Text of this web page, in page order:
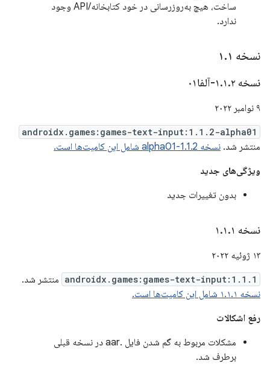
ساخت، هیچ به‌روزرسانی در خود کتابخانه/API وجود
ندارد.
نسخه ۱ .۱
نسخه ۱ .۱.۲-آلفا۰۱
۹ نوامبر ۲۰۲۲
androidx.games:games-text-input:1.1.2-alpha01
منتشر شد. نسخه 1.1.2-alpha01 شامل این کامیت‌ها است.
ویژگی‌های جدید
بدون تغییرات جدید
نسخه ۱ .۱.۱
۱۳ ژوئیه ۲۰۲۲
androidx.games:games-text-input:1.1.1 منتشر شد.
نسخه ۱.۱.۱ شامل این کامیت‌ها است.
رفع اشکالات
مشکلات مربوط به گم شدن فایل .aar در نسخه قبلی
برطرف شد.